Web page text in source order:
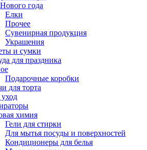
года
Елки
Прочее
Сувенирная продукция
Украшения
и сумки
для праздника
Подарочные коробки
для торта
химия
Гели для стирки
Для мытья посуды и поверхностей
Кондиционеры для белья